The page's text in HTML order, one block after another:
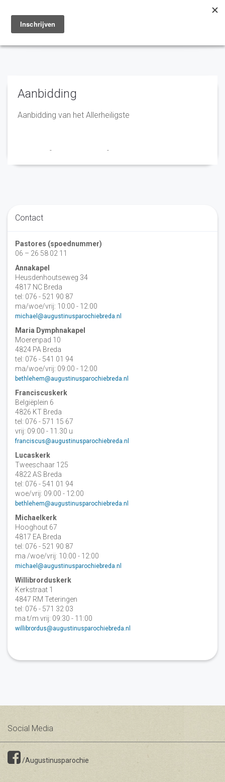
Toggle
navigation
Aanbidding
Aanbidding van het Allerheiligste
- -
Contact
Pastores (spoednummer)
06 – 26 58 02 11
Annakapel
Heusdenhoutseweg 34
4817 NC Breda
tel: 076 - 521 90 87
ma/woe/vrij: 10:00 - 12:00
michael@augustinusparochiebreda.nl
Maria Dymphnakapel
Moerenpad 10
4824 PA Breda
tel: 076 - 541 01 94
ma/woe/vrij: 09:00 - 12:00
bethlehem@augustinusparochiebreda.nl
Franciscuskerk
Belgiëplein 6
4826 KT Breda
tel: 076 - 571 15 67
vrij: 09:00 - 11.30 u
franciscus@augustinusparochiebreda.nl
Lucaskerk
Tweeschaar 125
4822 AS Breda
tel: 076 - 541 01 94
woe/vrij: 09:00 - 12:00
bethlehem@augustinusparochiebreda.nl
Michaelkerk
Hooghout 67
4817 EA Breda
tel: 076 - 521 90 87
ma /woe/vrij: 10:00 - 12:00
michael@augustinusparochiebreda.nl
Willibrorduskerk
Kerkstraat 1
4847 RM Teteringen
tel: 076 - 571 32 03
ma t/m vrij: 09:30 - 11:00
willibrordus@augustinusparochiebreda.nl
Social Media
/Augustinusparochie